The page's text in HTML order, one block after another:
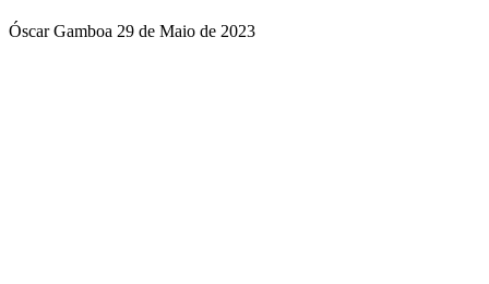
Óscar Gamboa 29 de Maio de 2023